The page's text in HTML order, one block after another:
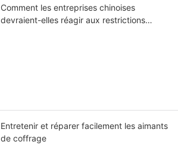
Comment les entreprises chinoises
devraient-elles réagir aux restrictions
Entretenir et réparer facilement les aimants
de coffrage